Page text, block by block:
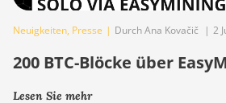
Neuigkeiten, Presse | Durch Ana Kovačič | 2
200 BTC-Blöcke über
Lesen Sie mehr